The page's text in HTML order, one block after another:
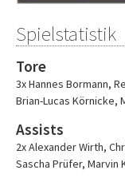
Spielstatistik
Tore
3x Hannes Bormann,
Brian-Lucas Körnicke,
Assists
2x Alexander Wirth,
Sascha Prüfer, Marvin